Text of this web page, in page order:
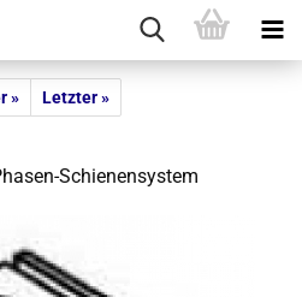
»
Letzter »
Schienensystem